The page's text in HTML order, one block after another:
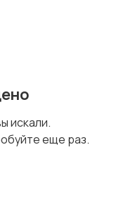
искали.
еще раз.